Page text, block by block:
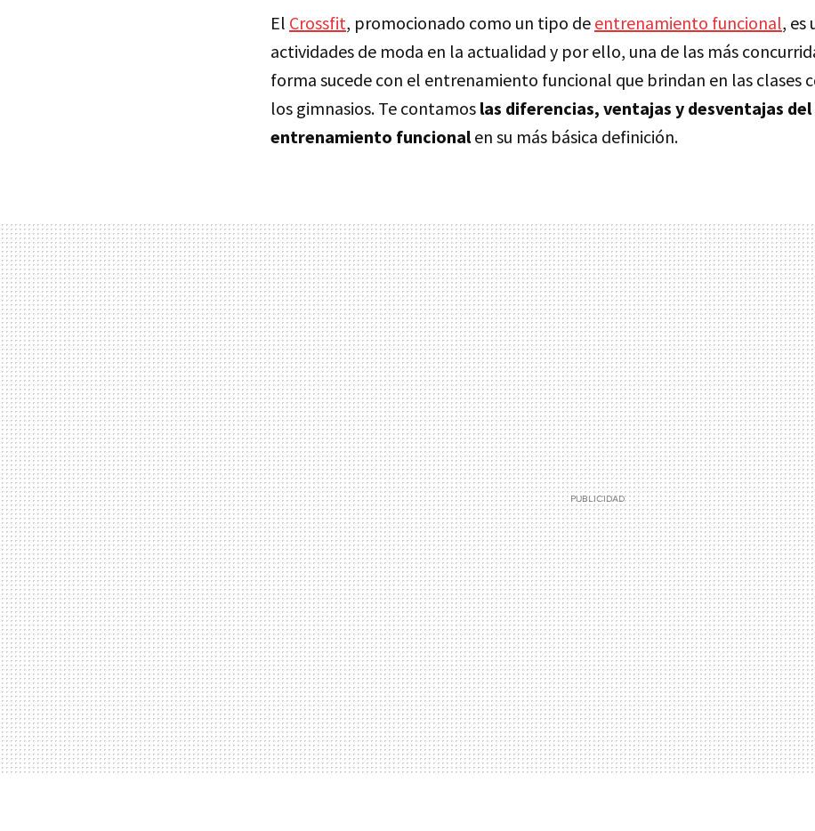
El Crossfit, promocionado como un tipo de entrenamiento funcional, es
actividades de moda en la actualidad y por ello, una de las más
forma sucede con el entrenamiento funcional que brindan en las clases
los gimnasios. Te contamos las diferencias, ventajas y desventajas
entrenamiento funcional en su más básica definición.